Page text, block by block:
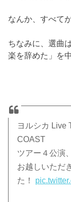
なんか、すべて
ちなみに、選曲
楽を辞めた」を
ヨルシカ Live
COAST
ツアー４公演
お越しいただ
た！